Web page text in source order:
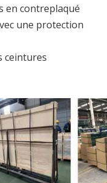
en contreplaqué
une protection
ceintures